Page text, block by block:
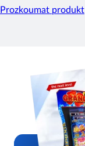
Prozkoumat produkt